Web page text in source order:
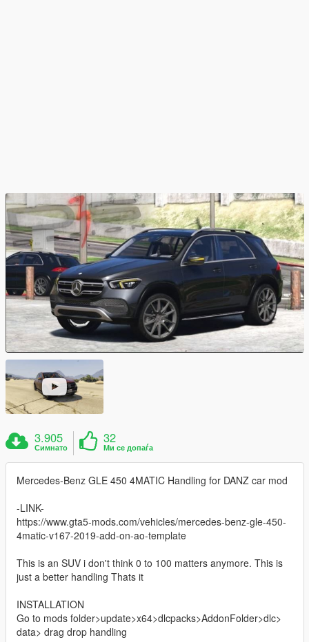
3.905
Симнато
32
Ми се допаѓа
Mercedes-Benz GLE 450 4MATIC Handling for DANZ car mod
-LINK-
https://www.gta5-mods.com/vehicles/mercedes-benz-gle-450-
4matic-v167-2019-add-on-ao-template
This is an SUV i don't think 0 to 100 matters anymore. This is
just a better handling Thats it
INSTALLATION
Go to mods folder>update>x64>dlcpacks>AddonFolder>dlc>
data> drag drop handling